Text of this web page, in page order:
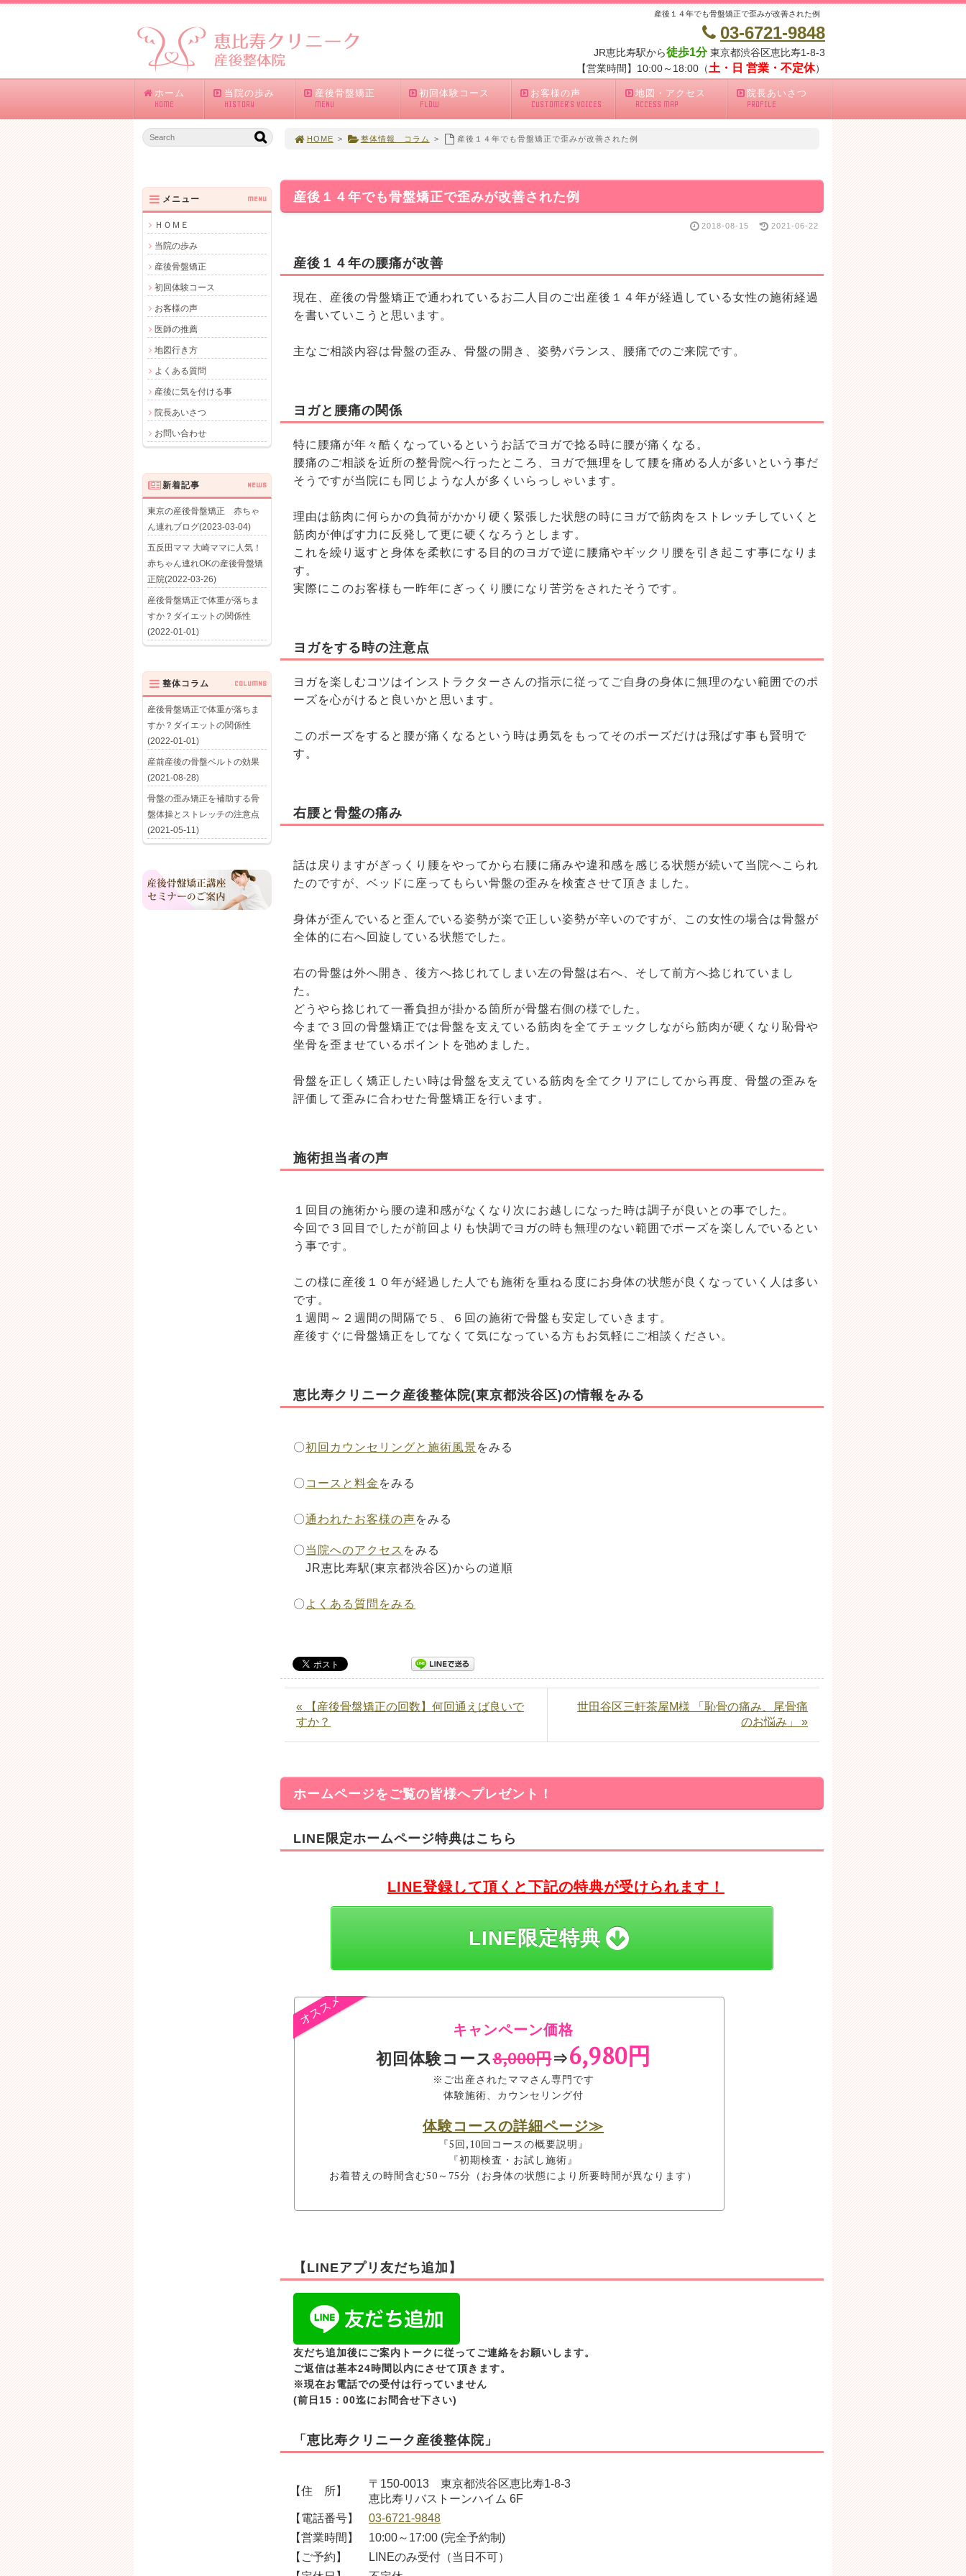
産後１４年でも骨盤矯正で歪みが改善された例
03-6721-9848
JR恵比寿駅から徒歩1分東京都渋谷区恵比寿1-8-3
【営業時間】10:00～18:00（土・日 営業・不定休）
ホーム
HOME
当院の歩み
HISTORY
産後骨盤矯正
MENU
初回体験コース
FLOW
お客様の声
CUSTOMER'S VOICES
地図・アクセス
ACCESS MAP
院長あいさつ
PROFILE
HOME > 整体情報 コラム > 産後１４年でも骨盤矯正で歪みが改善された例
産後１４年でも骨盤矯正で歪みが改善された例
2018-08-15 2021-06-22
産後１４年の腰痛が改善
現在、産後の骨盤矯正で通われているお二人目のご出産後１４年が経過している女性の施術経過
を書いていこうと思います。
主なご相談内容は骨盤の歪み、骨盤の開き、姿勢バランス、腰痛でのご来院です。
ヨガと腰痛の関係
特に腰痛が年々酷くなっているというお話でヨガで捻る時に腰が痛くなる。
腰痛のご相談を近所の整骨院へ行ったところ、ヨガで無理をして腰を痛める人が多いという事だ
そうですが当院にも同じような人が多くいらっしゃいます。
理由は筋肉に何らかの負荷がかかり硬く緊張した状態の時にヨガで筋肉をストレッチしていくと
筋肉が伸ばす力に反発して更に硬くなろうとします。
これを繰り返すと身体を柔軟にする目的のヨガで逆に腰痛やギックリ腰を引き起こす事になりま
す。
実際にこのお客様も一昨年にぎっくり腰になり苦労をされたそうです。
ヨガをする時の注意点
ヨガを楽しむコツはインストラクターさんの指示に従ってご自身の身体に無理のない範囲でのポ
ーズを心がけると良いかと思います。
このポーズをすると腰が痛くなるという時は勇気をもってそのポーズだけは飛ばす事も賢明で
す。
右腰と骨盤の痛み
話は戻りますがぎっくり腰をやってから右腰に痛みや違和感を感じる状態が続いて当院へこられ
たのですが、ベッドに座ってもらい骨盤の歪みを検査させて頂きました。
身体が歪んでいると歪んでいる姿勢が楽で正しい姿勢が辛いのですが、この女性の場合は骨盤が
全体的に右へ回旋している状態でした。
右の骨盤は外へ開き、後方へ捻じれてしまい左の骨盤は右へ、そして前方へ捻じれていまし
た。
どうやら捻じれて一番負担が掛かる箇所が骨盤右側の様でした。
今まで３回の骨盤矯正では骨盤を支えている筋肉を全てチェックしながら筋肉が硬くなり恥骨や
坐骨を歪ませているポイントを弛めました。
骨盤を正しく矯正したい時は骨盤を支えている筋肉を全てクリアにしてから再度、骨盤の歪みを
評価して歪みに合わせた骨盤矯正を行います。
施術担当者の声
１回目の施術から腰の違和感がなくなり次にお越しになった時は調子が良いとの事でした。
今回で３回目でしたが前回よりも快調でヨガの時も無理のない範囲でポーズを楽しんでいるとい
う事です。
この様に産後１０年が経過した人でも施術を重ねる度にお身体の状態が良くなっていく人は多い
です。
１週間～２週間の間隔で５、６回の施術で骨盤も安定していきます。
産後すぐに骨盤矯正をしてなくて気になっている方もお気軽にご相談ください。
恵比寿クリニーク産後整体院(東京都渋谷区)の情報をみる
〇初回カウンセリングと施術風景をみる
〇 コースと料金 をみる
〇通われたお客様の声をみる
〇当院へのアクセス をみる
JR恵比寿駅(東京都渋谷区)からの道順
〇 よくある質問をみる
« 【産後骨盤矯正の回数】何回通えば良いで
すか？
世田谷区三軒茶屋M様 「恥骨の痛み、尾骨痛
のお悩み」 »
ホームページをご覧の皆様へプレゼント！
LINE限定ホームページ特典はこちら
LINE登録して頂くと下記の特典が受けられます！
LINE限定特典
キャンペーン価格
初回体験コース8,000円⇒6,980円
※ご出産されたママさん専門です
体験施術、カウンセリング付
体験コースの詳細ページ≫
『5回,10回コースの概要説明』
『初期検査・お試し施術』
お着替えの時間含む50～75分（お身体の状態により所要時間が異なります）
【LINEアプリ友だち追加】
友だち追加後にご案内トークに従ってご連絡をお願いします。
ご返信は基本24時間以内にさせて頂きます。
※現在お電話での受付は行っていません
(前日15：00迄にお問合せ下さい)
「恵比寿クリニーク産後整体院」
【住 所】
〒150-0013 東京都渋谷区恵比寿1-8-3
恵比寿リバストーンハイム 6F
【電話番号】
03-6721-9848
【営業時間】
10:00～17:00 (完全予約制)
【ご予約】
LINEのみ受付（当日不可）
メニュー MENU
ＨＯＭＥ
当院の歩み
産後骨盤矯正
初回体験コース
お客様の声
医師の推薦
地図行き方
よくある質問
産後に気を付ける事
院長あいさつ
お問い合わせ
新着記事 NEWS
東京の産後骨盤矯正 赤ちゃ
ん連れブログ(2023-03-04)
五反田ママ 大崎ママに人気！
赤ちゃん連れOKの産後骨盤矯
正院(2022-03-26)
産後骨盤矯正で体重が落ちま
すか？ダイエットの関係性
(2022-01-01)
整体コラム COLUMNS
産後骨盤矯正で体重が落ちま
すか？ダイエットの関係性
(2022-01-01)
産前産後の骨盤ベルトの効果
(2021-08-28)
骨盤の歪み矯正を補助する骨
盤体操とストレッチの注意点
(2021-05-11)